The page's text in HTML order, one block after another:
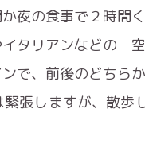
夜の食事で２時間く
タリアンなどの
で、前後のどちら
張しますが、散